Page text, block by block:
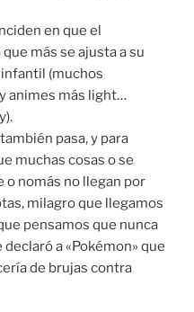
en que el
que más se ajusta a su
(muchos
animes más light…
pasa, y para
muchas cosas o se
o nomás no llegan por
milagro que llegamos
pensamos que nunca
a «Pokémon» que
de brujas contra